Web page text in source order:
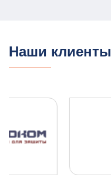
ГО и ЧС
Наши клиенты